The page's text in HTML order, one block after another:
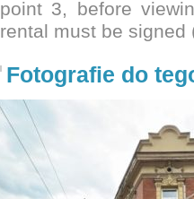
point 3, before
rental must be signed
Fotografie do